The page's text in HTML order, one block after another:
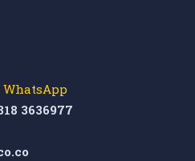
3636977